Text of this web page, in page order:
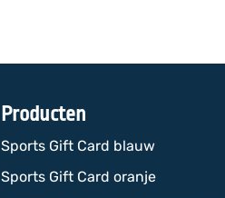
Producten
Sports Gift Card blauw
Sports Gift Card oranje